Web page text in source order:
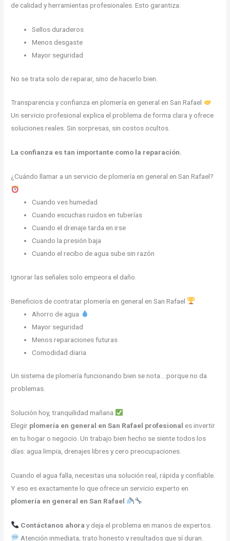
de calidad y herramientas profesionales. Esto garantiza:
Sellos duraderos
Menos desgaste
Mayor seguridad
No se trata solo de reparar, sino de hacerlo bien.
Transparencia y confianza en plomería en general en San Rafael
Un servicio profesional explica el problema de forma clara y ofrece
soluciones reales. Sin sorpresas, sin costos ocultos.
La confianza es tan importante como la reparación.
¿Cuándo llamar a un servicio de plomería en general en San Rafael?
Cuando ves humedad
Cuando escuchas ruidos en tuberías
Cuando el drenaje tarda en irse
Cuando la presión baja
Cuando el recibo de agua sube sin razón
Ignorar las señales solo empeora el daño.
Beneficios de contratar plomería en general en San Rafael
Ahorro de agua
Mayor seguridad
Menos reparaciones futuras
Comodidad diaria
Un sistema de plomería funcionando bien se nota… porque no da
problemas.
Solución hoy, tranquilidad mañana
Elegir plomería en general en San Rafael profesional es invertir
en tu hogar o negocio. Un trabajo bien hecho se siente todos los
días: agua limpia, drenajes libres y cero preocupaciones.
Cuando el agua falla, necesitas una solución real, rápida y confiable.
Y eso es exactamente lo que ofrece un servicio experto en
plomería en general en San Rafael
Contáctanos ahora y deja el problema en manos de expertos.
Atención inmediata, trato honesto y resultados que sí duran.